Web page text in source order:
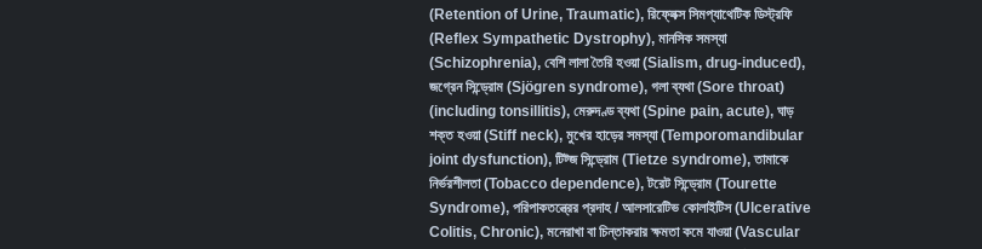
(Retention of Urine, Traumatic), রিফ্লেক্স সিমপ্যাথেটিক ডিস্ট্রফি
(Reflex Sympathetic Dystrophy), মানসিক সমস্যা
(Schizophrenia), বেশি লালা তৈরি হওয়া (Sialism, drug-induced),
জগ্রেন সিন্ড্রোম (Sjögren syndrome), গলা ব্যথা (Sore throat)
(including tonsillitis), মেরুদণ্ড ব্যথা (Spine pain, acute), ঘাড়
শক্ত হওয়া (Stiff neck), মুখের হাড়ের সমস্যা (Temporomandibular
joint dysfunction), টিট্জ সিন্ড্রোম (Tietze syndrome),তামাকে
নির্ভরশীলতা (Tobacco dependence),টরেট সিন্ড্রোম (Tourette
Syndrome), পরিপাকতন্ত্রের প্রদাহ / আলসারেটিভ কোলাইটিস (Ulcerative
Colitis, Chronic), মনেরাখা বা চিন্তাকরার ক্ষমতা কমে যাওয়া (Vascular